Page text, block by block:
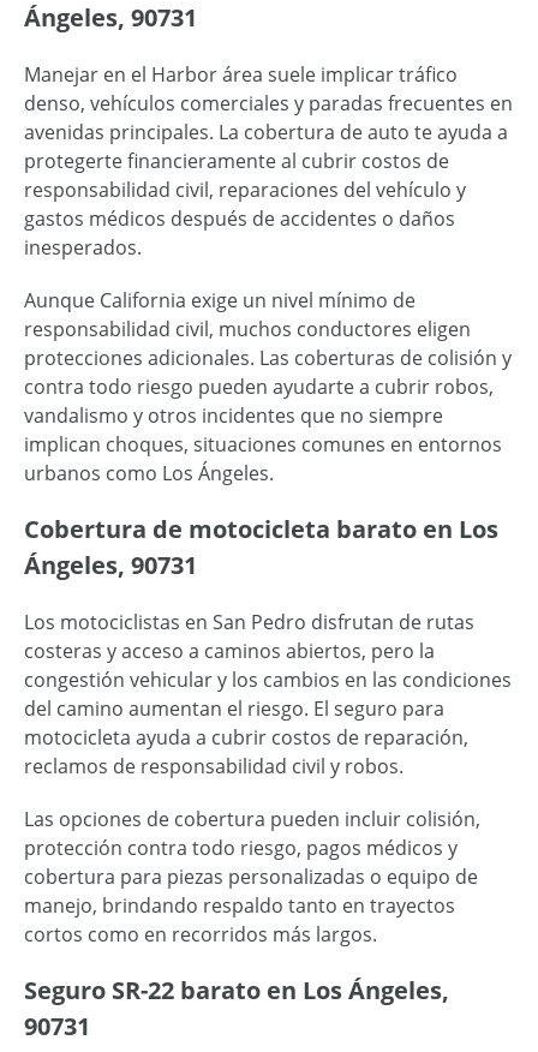
Ángeles, 90731
Manejar en el Harbor área suele implicar tráfico
denso, vehículos comerciales y paradas frecuentes en
avenidas principales. La cobertura de auto te ayuda a
protegerte financieramente al cubrir costos de
responsabilidad civil, reparaciones del vehículo y
gastos médicos después de accidentes o daños
inesperados.
Aunque California exige un nivel mínimo de
responsabilidad civil, muchos conductores eligen
protecciones adicionales. Las coberturas de colisión y
contra todo riesgo pueden ayudarte a cubrir robos,
vandalismo y otros incidentes que no siempre
implican choques, situaciones comunes en entornos
urbanos como Los Ángeles.
Cobertura de motocicleta barato en Los
Ángeles, 90731
Los motociclistas en San Pedro disfrutan de rutas
costeras y acceso a caminos abiertos, pero la
congestión vehicular y los cambios en las condiciones
del camino aumentan el riesgo. El seguro para
motocicleta ayuda a cubrir costos de reparación,
reclamos de responsabilidad civil y robos.
Las opciones de cobertura pueden incluir colisión,
protección contra todo riesgo, pagos médicos y
cobertura para piezas personalizadas o equipo de
manejo, brindando respaldo tanto en trayectos
cortos como en recorridos más largos.
Seguro SR-22 barato en Los Ángeles,
90731